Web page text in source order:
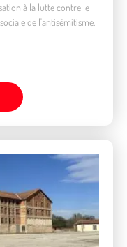
à la lutte contre le
de l'antisémitisme.